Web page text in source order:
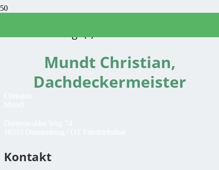
Mundt Christian,
Dachdeckermeister
Kontakt